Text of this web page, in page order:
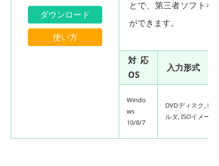
ダウンロード
使い方
とで、第三者ソフトを
ができます。
対応
OS
入力形式
Windo
ws
10/8/7
DVDディスク,
ルダ, ISOイメージ